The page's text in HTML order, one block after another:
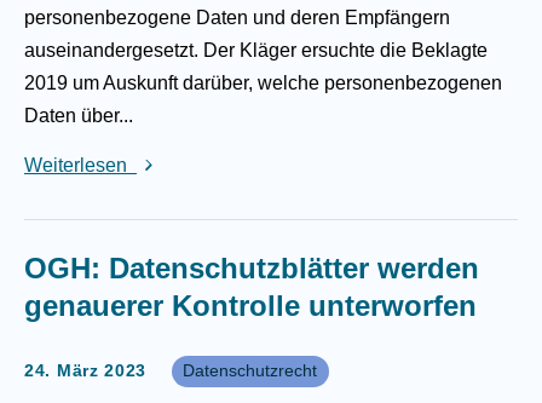
personenbezogene Daten und deren Empfängern
auseinandergesetzt. Der Kläger ersuchte die Beklagte
2019 um Auskunft darüber, welche personenbezogenen
Daten über...
Weiterlesen
OGH: Datenschutzblätter werden
genauerer Kontrolle unterworfen
24. März 2023 Datenschutzrecht